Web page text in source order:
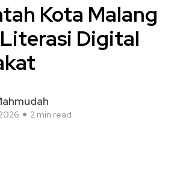
Kota Malang
Digital
2 min read